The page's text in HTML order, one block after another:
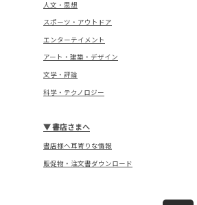
人文・思想
スポーツ・アウトドア
エンターテイメント
アート・建築・デザイン
文学・評論
科学・テクノロジー
▼書店さまへ
書店様へ耳寄りな情報
販促物・注文書ダウンロード